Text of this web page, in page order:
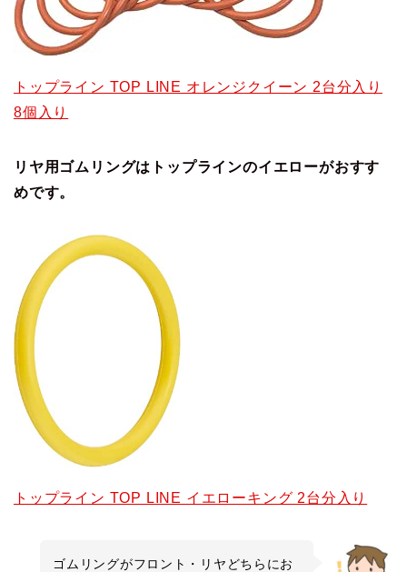
トップライン TOP LINE オレンジクイーン 2台分入り
8個入り
リヤ用ゴムリングはトップラインのイエローがおすす
めです。
トップライン TOP LINE イエローキング 2台分入り
ゴムリングがフロント・リヤどちらにお